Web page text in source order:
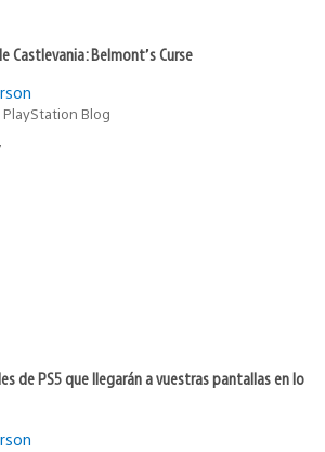
Castlevania: Belmont’s Curse
Blog
de PS5 que llegarán a vuestras pantallas en lo